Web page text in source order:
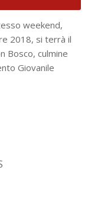
weekend,
2018, si terrà il
Bosco, culmine
Giovanile